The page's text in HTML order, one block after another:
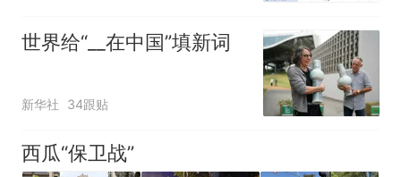
世界给“__在中国”填新词
新华社 34跟贴
西瓜“保卫战”